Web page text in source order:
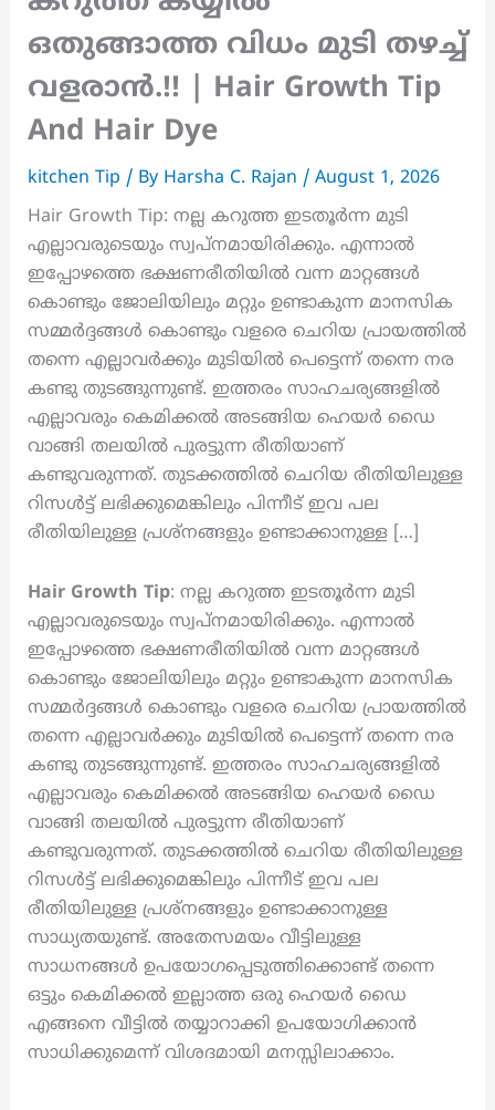
ഒതുങ്ങാത്ത വിധം മുടി തഴച്ച്
വളരാൻ.!! | Hair Growth Tip
And Hair Dye
kitchen Tip / By Harsha C. Rajan / August 1, 2026
Hair Growth Tip: നല്ല കറുത്ത ഇടതൂർന്ന മുടി
എല്ലാവരുടെയും സ്വപ്നമായിരിക്കും. എന്നാൽ
ഇപ്പോഴത്തെ ഭക്ഷണരീതിയിൽ വന്ന മാറ്റങ്ങൾ
കൊണ്ടും ജോലിയിലും മറ്റും ഉണ്ടാകുന്ന മാനസിക
സമ്മർദ്ദങ്ങൾ കൊണ്ടും വളരെ ചെറിയ പ്രായത്തിൽ
തന്നെ എല്ലാവർക്കും മുടിയിൽ പെട്ടെന്ന് തന്നെ നര
കണ്ടു തുടങ്ങുന്നുണ്ട്. ഇത്തരം സാഹചര്യങ്ങളിൽ
എല്ലാവരും കെമിക്കൽ അടങ്ങിയ ഹെയർ ഡൈ
വാങ്ങി തലയിൽ പുരട്ടുന്ന രീതിയാണ്
കണ്ടുവരുന്നത്. തുടക്കത്തിൽ ചെറിയ രീതിയിലുള്ള
റിസൾട്ട് ലഭിക്കുമെങ്കിലും പിന്നീട് ഇവ പല
രീതിയിലുള്ള പ്രശ്നങ്ങളും ഉണ്ടാക്കാനുള്ള […]
Hair Growth Tip: നല്ല കറുത്ത ഇടതൂർന്ന മുടി
എല്ലാവരുടെയും സ്വപ്നമായിരിക്കും. എന്നാൽ
ഇപ്പോഴത്തെ ഭക്ഷണരീതിയിൽ വന്ന മാറ്റങ്ങൾ
കൊണ്ടും ജോലിയിലും മറ്റും ഉണ്ടാകുന്ന മാനസിക
സമ്മർദ്ദങ്ങൾ കൊണ്ടും വളരെ ചെറിയ പ്രായത്തിൽ
തന്നെ എല്ലാവർക്കും മുടിയിൽ പെട്ടെന്ന് തന്നെ നര
കണ്ടു തുടങ്ങുന്നുണ്ട്. ഇത്തരം സാഹചര്യങ്ങളിൽ
എല്ലാവരും കെമിക്കൽ അടങ്ങിയ ഹെയർ ഡൈ
വാങ്ങി തലയിൽ പുരട്ടുന്ന രീതിയാണ്
കണ്ടുവരുന്നത്. തുടക്കത്തിൽ ചെറിയ രീതിയിലുള്ള
റിസൾട്ട് ലഭിക്കുമെങ്കിലും പിന്നീട് ഇവ പല
രീതിയിലുള്ള പ്രശ്നങ്ങളും ഉണ്ടാക്കാനുള്ള
സാധ്യതയുണ്ട്. അതേസമയം വീട്ടിലുള്ള
സാധനങ്ങൾ ഉപയോഗപ്പെടുത്തിക്കൊണ്ട് തന്നെ
ഒട്ടും കെമിക്കൽ ഇല്ലാത്ത ഒരു ഹെയർ ഡൈ
എങ്ങനെ വീട്ടിൽ തയ്യാറാക്കി ഉപയോഗിക്കാൻ
സാധിക്കുമെന്ന് വിശദമായി മനസ്സിലാക്കാം.